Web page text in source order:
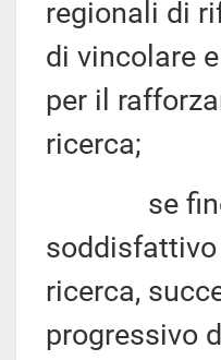
regionali di
di vincolare
per il
ricerca;
se fino al
ricerca,
progressivo